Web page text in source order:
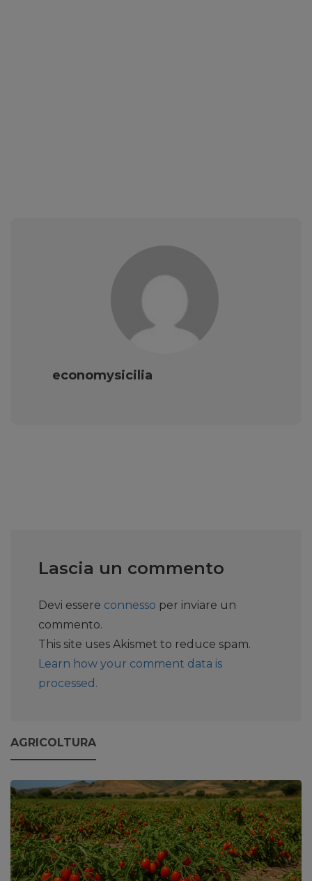
economysicilia
Lascia un commento
Devi essere connesso per inviare un
commento.
This site uses Akismet to reduce spam.
Learn how your comment data is
processed.
AGRICOLTURA